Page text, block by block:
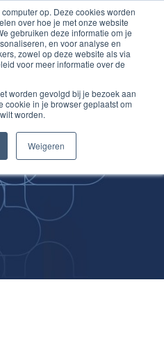
op. Deze cookies worden
over hoe je met onze website
gebruiken deze informatie om je
en voor analyse en
zowel op deze website als via
voor meer informatie over de
worden gevolgd bij je bezoek aan
cookie in je browser geplaatst om
worden.
Weigeren
Inloggen account